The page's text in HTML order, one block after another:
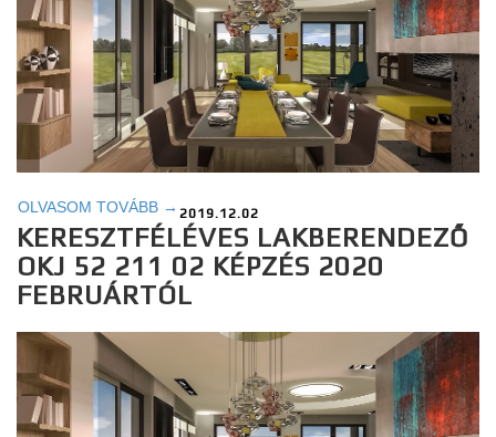
OLVASOM TOVÁBB → 2019.12.02
KERESZTFÉLÉVES LAKBERENDEZŐ
OKJ 52 211 02 KÉPZÉS 2020
FEBRUÁRTÓL